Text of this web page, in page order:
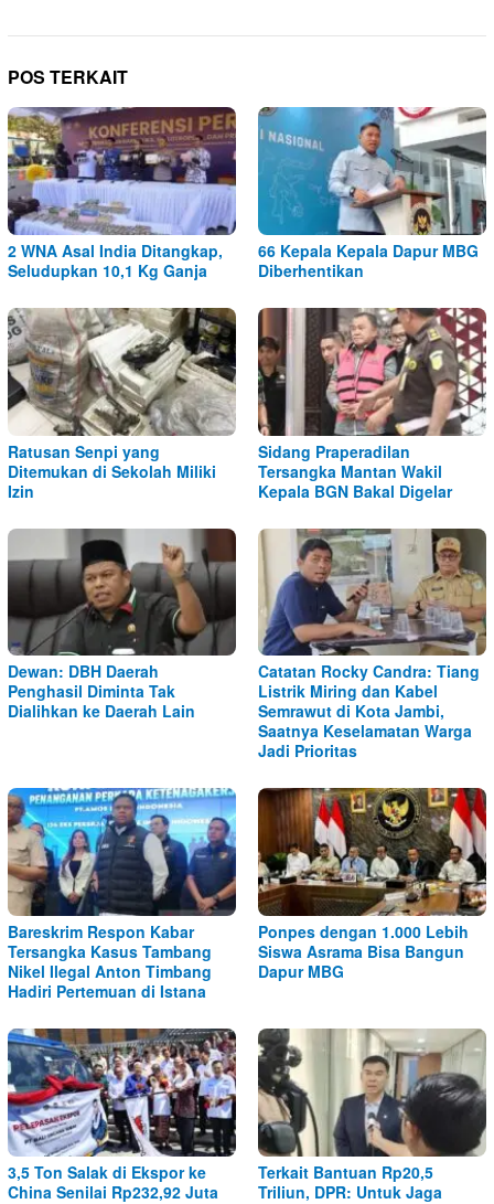
POS TERKAIT
2 WNA Asal India Ditangkap,
Seludupkan 10,1 Kg Ganja
66 Kepala Kepala Dapur MBG
Diberhentikan
Ratusan Senpi yang
Ditemukan di Sekolah Miliki
Izin
Sidang Praperadilan
Tersangka Mantan Wakil
Kepala BGN Bakal Digelar
Dewan: DBH Daerah
Penghasil Diminta Tak
Dialihkan ke Daerah Lain
Catatan Rocky Candra: Tiang
Listrik Miring dan Kabel
Semrawut di Kota Jambi,
Saatnya Keselamatan Warga
Jadi Prioritas
Bareskrim Respon Kabar
Tersangka Kasus Tambang
Nikel Ilegal Anton Timbang
Hadiri Pertemuan di Istana
Ponpes dengan 1.000 Lebih
Siswa Asrama Bisa Bangun
Dapur MBG
3,5 Ton Salak di Ekspor ke
China Senilai Rp232,92 Juta
Terkait Bantuan Rp20,5
Triliun, DPR: Untuk Jaga